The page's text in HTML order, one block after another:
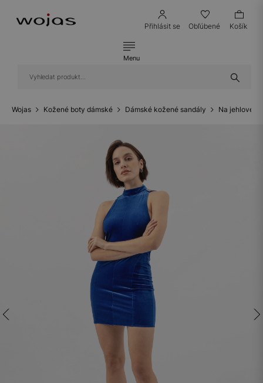
Přihlásit se Obľúbené Košík
Menu
Wojas Kožené boty dámské Dámské kožené sandály Na jehlovém